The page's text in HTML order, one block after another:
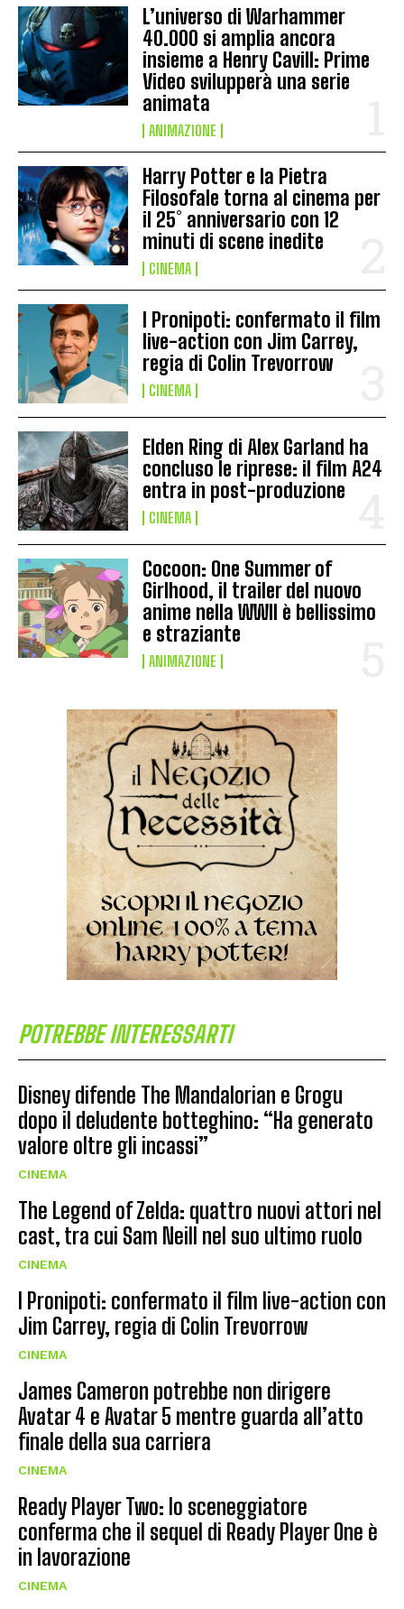
L’universo di Warhammer
40.000 si amplia ancora
insieme a Henry Cavill: Prime
Video svilupperà una serie
animata
ANIMAZIONE
Harry Potter e la Pietra
Filosofale torna al cinema per
il 25° anniversario con 12
minuti di scene inedite
CINEMA
I Pronipoti: confermato il film
live-action con Jim Carrey,
regia di Colin Trevorrow
CINEMA
Elden Ring di Alex Garland ha
concluso le riprese: il film A24
entra in post-produzione
CINEMA
Cocoon: One Summer of
Girlhood, il trailer del nuovo
anime nella WWII è bellissimo
e straziante
ANIMAZIONE
POTREBBE INTERESSARTI
Disney difende The Mandalorian e Grogu
dopo il deludente botteghino: “Ha generato
valore oltre gli incassi”
CINEMA
The Legend of Zelda: quattro nuovi attori nel
cast, tra cui Sam Neill nel suo ultimo ruolo
CINEMA
I Pronipoti: confermato il film live-action con
Jim Carrey, regia di Colin Trevorrow
CINEMA
James Cameron potrebbe non dirigere
Avatar 4 e Avatar 5 mentre guarda all’atto
finale della sua carriera
CINEMA
Ready Player Two: lo sceneggiatore
conferma che il sequel di Ready Player One è
in lavorazione
CINEMA